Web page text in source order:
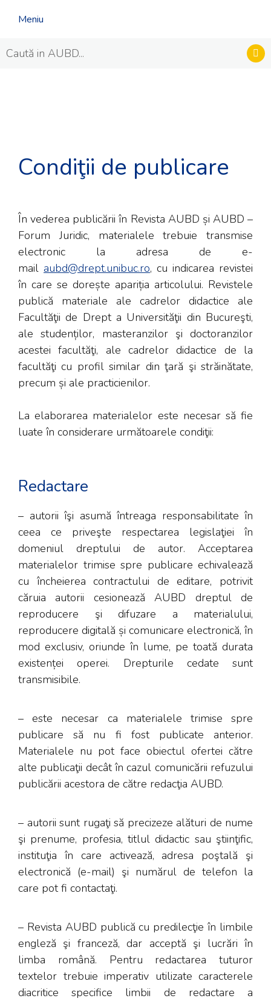
Meniu
Condiţii de publicare
În vederea publicării în Revista AUBD și AUBD –
Forum Juridic, materialele trebuie transmise
electronic la adresa de e-
mail aubd@drept.unibuc.ro, cu indicarea revistei
în care se dorește apariția articolului. Revistele
publică materiale ale cadrelor didactice ale
Facultăţii de Drept a Universităţii din Bucureşti,
ale studenților, masteranzilor şi doctoranzilor
acestei facultăţi, ale cadrelor didactice de la
facultăţi cu profil similar din ţară şi străinătate,
precum și ale practicienilor.
La elaborarea materialelor este necesar să fie
luate în considerare următoarele condiţii:
Redactare
– autorii îşi asumă întreaga responsabilitate în
ceea ce priveşte respectarea legislaţiei în
domeniul dreptului de autor. Acceptarea
materialelor trimise spre publicare echivalează
cu încheierea contractului de editare, potrivit
căruia autorii cesionează AUBD dreptul de
reproducere şi difuzare a materialului,
reproducere digitală și comunicare electronică, în
mod exclusiv, oriunde în lume, pe toată durata
existenței operei. Drepturile cedate sunt
transmisibile.
– este necesar ca materialele trimise spre
publicare să nu fi fost publicate anterior.
Materialele nu pot face obiectul ofertei către
alte publicaţii decât în cazul comunicării refuzului
publicării acestora de către redacţia AUBD.
– autorii sunt rugaţi să precizeze alături de nume
şi prenume, profesia, titlul didactic sau ştiinţific,
instituţia în care activează, adresa poştală şi
electronică (e-mail) şi numărul de telefon la
care pot fi contactaţi.
– Revista AUBD publică cu predilecţie în limbile
engleză şi franceză, dar acceptă şi lucrări în
limba română. Pentru redactarea tuturor
textelor trebuie imperativ utilizate caracterele
diacritice specifice limbii de redactare a